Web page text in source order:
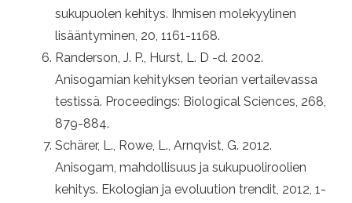
sukupuolen kehitys. Ihmisen molekyylinen
lisääntyminen, 20, 1161-1168.
Randerson, J. P., Hurst, L. D -d. 2002.
Anisogamian kehityksen teorian vertailevassa
testissä. Proceedings: Biological Sciences, 268,
879-884.
Schärer, L., Rowe, L., Arnqvist, G. 2012.
Anisogam, mahdollisuus ja sukupuoliroolien
kehitys. Ekologian ja evoluution trendit, 2012, 1-